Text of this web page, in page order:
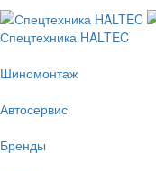
Спецтехника HALTEC
Шиномонтаж
Автосервис
Бренды